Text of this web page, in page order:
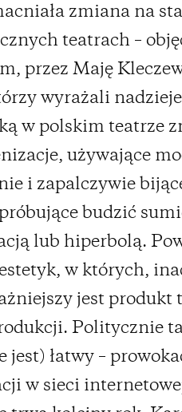
zmiana na
teatrach –
przez Maję
wyrażali
w polskim teatrze
używające
i zapalczywie
budzić
lub hiperbolą.
w których,
jest produkt
Politycznie
jest) łatwy –
w sieci